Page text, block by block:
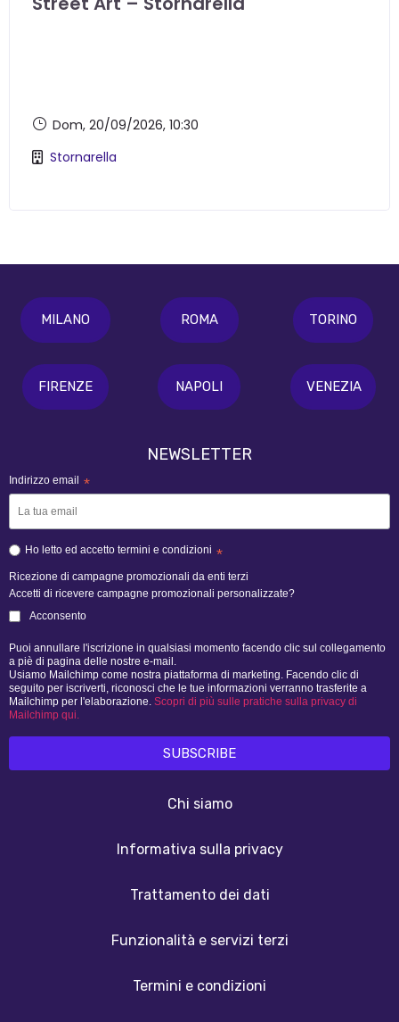
Stornarella
Dom, 20/09/2026, 10:30
MILANO ROMA TORINO
FIRENZE NAPOLI VENEZIA
NEWSLETTER
Indirizzo email *
Ho letto ed accetto termini e condizioni *
Ricezione di campagne promozionali da enti terzi
Accetti di ricevere campagne promozionali personalizzate?
Acconsento
Puoi annullare l'iscrizione in qualsiasi momento facendo clic sul collegamento
a piè di pagina delle nostre e-mail.
Usiamo Mailchimp come nostra piattaforma di marketing. Facendo clic di
seguito per iscriverti, riconosci che le tue informazioni verranno trasferite a
Mailchimp per l'elaborazione. Scopri di più sulle pratiche sulla privacy di
Mailchimp qui.
Chi siamo
Informativa sulla privacy
Trattamento dei dati
Funzionalità e servizi terzi
Termini e condizioni